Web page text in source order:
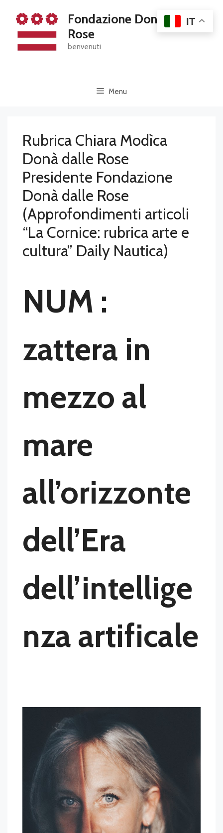
content
Fondazione Dona' Dalle
Rose
benvenuti
Menu
Rubrica Chiara Modìca
Donà dalle Rose
Presidente Fondazione
Donà dalle Rose
(Approfondimenti articoli
“La Cornice: rubrica arte e
cultura” Daily Nautica)
NUM :
zattera in
mezzo al
mare
all’orizzonte
dell’Era
dell’intellige
nza artificale
IT